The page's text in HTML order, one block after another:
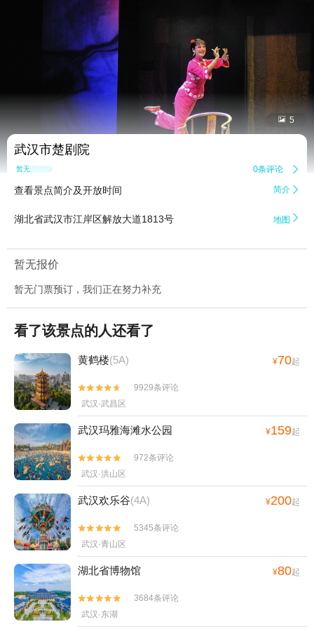
 5
武汉市楚剧院
暂无点评 0条评论 
查看景点简介及开放时间 简介 
湖北省武汉市江岸区解放大道1813号 地图 
暂无报价
暂无门票预订，我们正在努力补充
看了该景点的人还看了
黄鹤楼(5A) ¥70起


9929条评论
武汉·武昌区
武汉玛雅海滩水公园 ¥159起


972条评论
武汉·洪山区
武汉欢乐谷(4A) ¥200起


5345条评论
武汉·青山区
湖北省博物馆 ¥80起


3684条评论
武汉·东湖